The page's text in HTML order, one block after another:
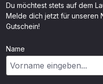
Du möchtest stets auf dem
Melde dich jetzt für unseren
Gutschein!
Name